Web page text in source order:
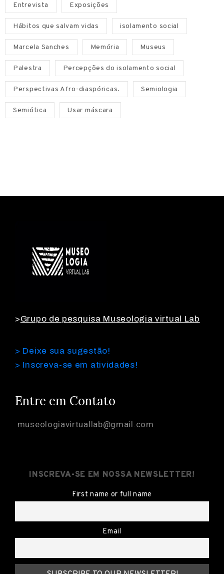
Entrevista Exposições
Hábitos que salvam vidas isolamento social
Marcela Sanches Memória Museus
Palestra Percepções do isolamento social
Perspectivas Afro-diaspóricas. Semiologia
Semiótica Usar máscara
>Grupo de pesquisa Museologia virtual Lab
> Deixe sua sugestão!
> Inscreva-se em atividades!
Entre em Contato
museologiavirtuallab@gmail.com
INSCREVA-SE EM NOSSA NEWSLETTER!
First name or full name
Email